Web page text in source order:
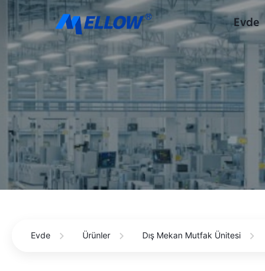
Evde
Evde Ürünler Dış Mekan Mutfak Ünitesi